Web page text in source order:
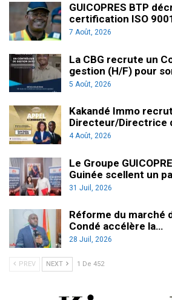
GUICOPRES BTP
certification ISO
7 Août, 2026
La CBG recrute un
gestion (H/F) pour
5 Août, 2026
Kakandé Immo
Directeur/Directrice
4 Août, 2026
Le Groupe
Guinée scellent un
31 Juil, 2026
Réforme du marché
Condé accélère la…
28 Juil, 2026
PREV NEXT 1 De 452